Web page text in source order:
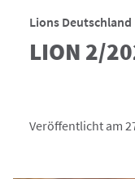
Lions Deutschland
LION 2/
Veröffentlicht am